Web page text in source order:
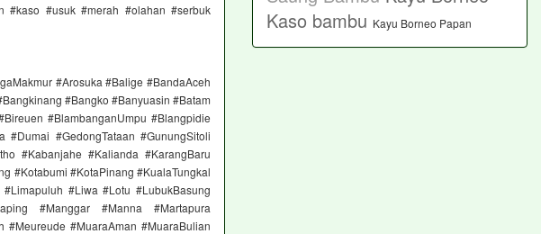
#kaso #usuk #merah #olahan #serbuk
#Arosuka #Balige #BandaAceh
#Bangko #Banyuasin #Batam
#BlambanganUmpu #Blangpidie
#GedongTataan #GunungSitoli
#Kabanjahe #Kalianda #KarangBaru
#Kotabumi #KotaPinang #KualaTungkal
#Liwa #Lotu #LubukBasung
#Manggar #Manna #Martapura
#Meureude #MuaraAman #MuaraBulian
Kaso bambu Kayu Borneo Papan